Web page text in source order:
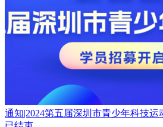
通知|2024第五届深圳市青少年科技运